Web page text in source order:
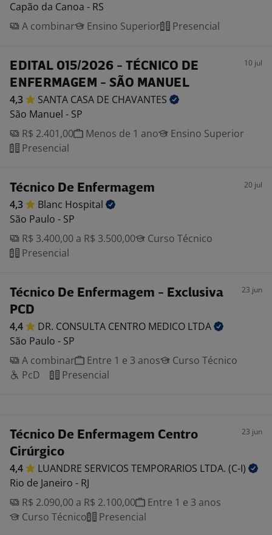
Capão da Canoa - RS
A combinar
Ensino Superior Presencial
EDITAL 015/2026 - TÉCNICO DE
ENFERMAGEM - SÃO MANUEL
10 jul
4,3 SANTA CASA DE CHAVANTES
São Manuel - SP
R$ 2.401,00
Menos de 1 ano
Ensino Superior
Presencial
Técnico De Enfermagem 20 jul
4,3 Blanc Hospital
São Paulo - SP
R$ 3.400,00 a R$ 3.500,00
Curso Técnico
Presencial
Técnico De Enfermagem - Exclusiva
PCD
23 jun
4,4 DR. CONSULTA CENTRO MEDICO LTDA
São Paulo - SP
A combinar
Entre 1 e 3 anos
Curso Técnico
PcD
Presencial
Técnico De Enfermagem Centro
Cirúrgico
23 jun
4,4 LUANDRE SERVICOS TEMPORARIOS LTDA. (C-I)
Rio de Janeiro - RJ
R$ 2.090,00 a R$ 2.100,00
Entre 1 e 3 anos
Curso Técnico
Presencial